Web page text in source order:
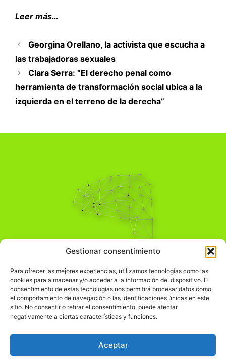
Gestionar consentimiento
Para ofrecer las mejores experiencias, utilizamos tecnologías como las
cookies para almacenar y/o acceder a la información del dispositivo. El
consentimiento de estas tecnologías nos permitirá procesar datos como
el comportamiento de navegación o las identificaciones únicas en este
sitio. No consentir o retirar el consentimiento, puede afectar
negativamente a ciertas características y funciones.
Aceptar
Leer más…
Georgina Orellano, la activista que escucha a
las trabajadoras sexuales
Clara Serra: “El derecho penal como
herramienta de transformación social ubica a la
izquierda en el terreno de la derecha”
Pensamiento Crítico
Comprender el mundo para transformarlo.
Información Legal
჻Política de privacidad
Política de cookies